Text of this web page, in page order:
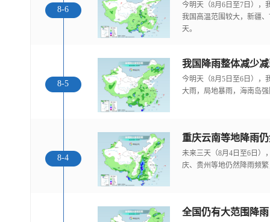
8-6
今明天（8月6日至7日），
我国高温范围较大，新疆
天。
8-5
我国降雨整体减少
今明天（8月5日至6日），
大雨，局地暴雨，海南岛
8-4
重庆云南等地降雨
未来三天（8月4日至6日）
庆、贵州等地仍然降雨频
全国仍有大范围降